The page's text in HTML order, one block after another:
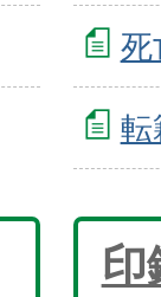
死
転
印